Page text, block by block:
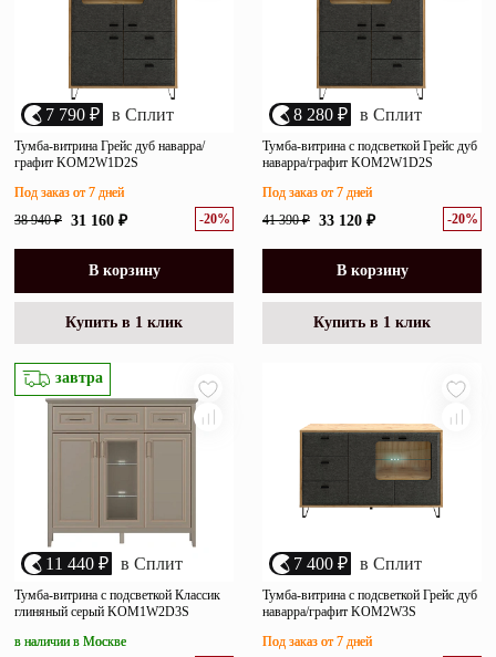
7 790 ₽ в Сплит
Тумба-витрина Грейс дуб наварра/
графит KOM2W1D2S
38 940 ₽ 31 160 ₽ -20%
Под заказ от 7 дней
В корзину
Купить в 1 клик
8 280 ₽ в Сплит
Тумба-витрина с подсветкой Грейс дуб
наварра/графит KOM2W1D2S
41 390 ₽ 33 120 ₽ -20%
Под заказ от 7 дней
В корзину
Купить в 1 клик
завтра
11 440 ₽ в Сплит
Тумба-витрина с подсветкой Классик
глиняный серый KOM1W2D3S
в наличии в Москве
7 400 ₽ в Сплит
Тумба-витрина с подсветкой Грейс дуб
наварра/графит KOM2W3S
Под заказ от 7 дней